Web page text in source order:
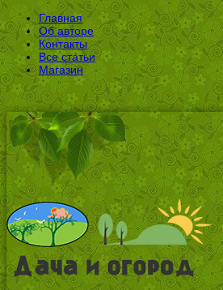
Главная
Об авторе
Контакты
Все статьи
Магазин